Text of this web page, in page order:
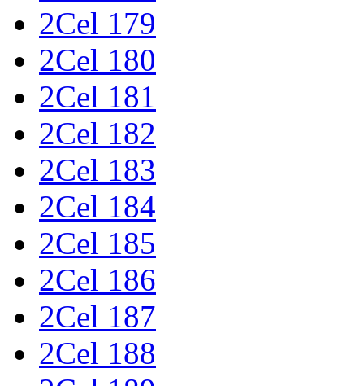
2Cel 179
2Cel 180
2Cel 181
2Cel 182
2Cel 183
2Cel 184
2Cel 185
2Cel 186
2Cel 187
2Cel 188